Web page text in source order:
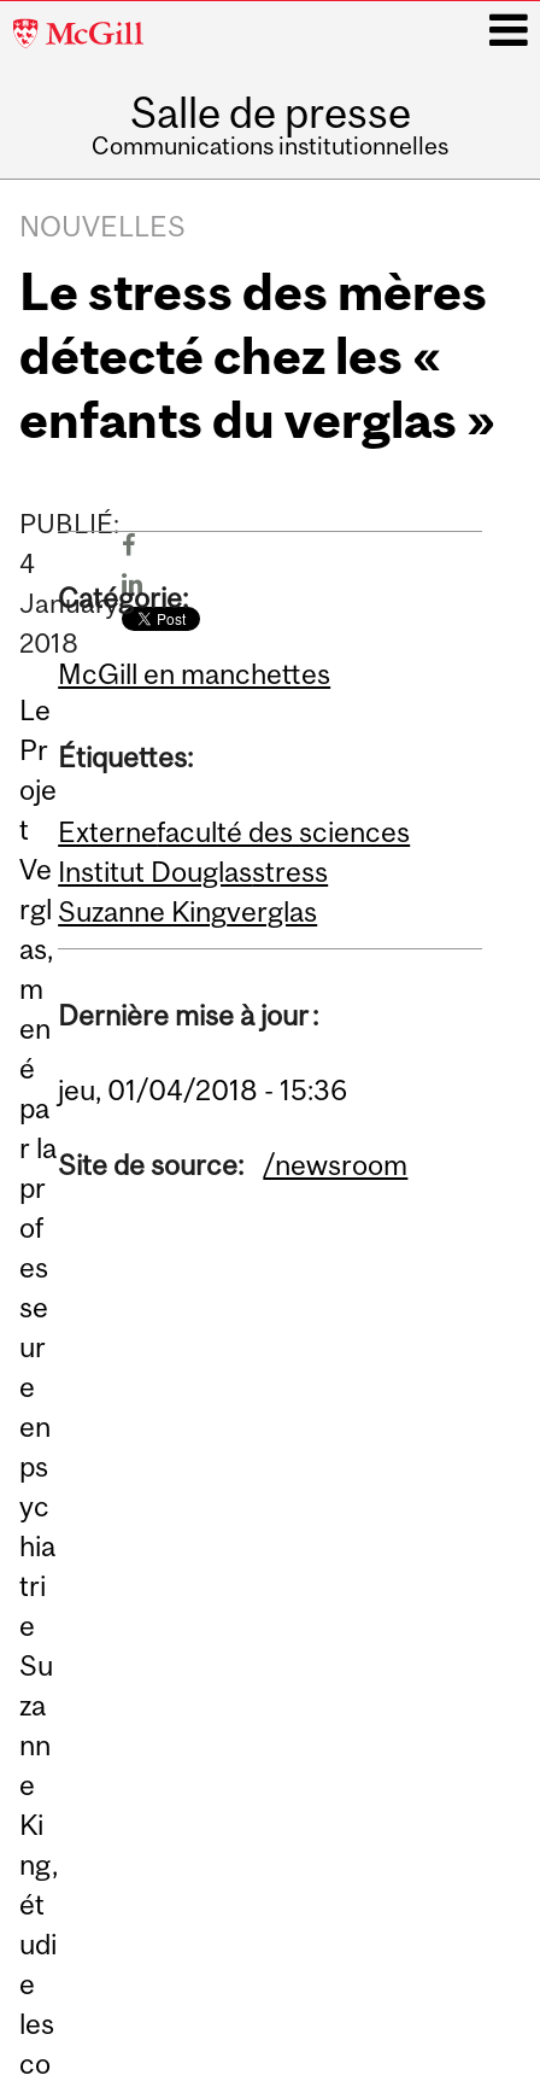
McGill
Salle de presse
Communications institutionnelles
navigation
NOUVELLES
Le stress des mères
détecté chez les «
enfants du verglas »
PUBLIÉ:
4
January
2018
Le
Pr
oje
t
Ve
rgl
as,
m
en
é
pa
r la
pr
of
es
se
ur
e
en
ps
yc
hia
tri
e
Su
za
nn
e
Ki
ng,
ét
udi
e
les
co
Catégorie:
McGill en manchettes
Étiquettes:
Externefaculté des sciences
Institut Douglasstress
Suzanne Kingverglas
Dernière mise à jour :
jeu, 01/04/2018 - 15:36
Site de source: /newsroom
Related
Content